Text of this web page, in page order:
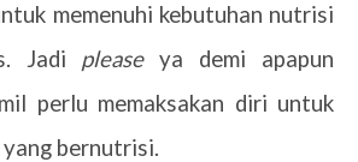
memenuhi kebutuhan nutrisi
Jadi pleaseya demi apapun
perlu memaksakan diri untuk
yang bernutrisi.